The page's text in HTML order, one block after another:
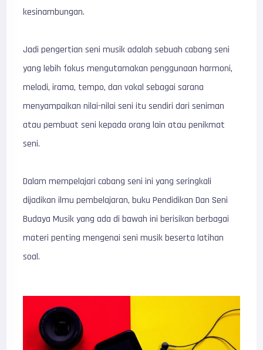
kesinambungan.
Jadi pengertian seni musik adalah sebuah cabang seni
yang lebih fokus mengutamakan penggunaan harmoni,
melodi, irama, tempo, dan vokal sebagai sarana
menyampaikan nilai-nilai seni itu sendiri dari seniman
atau pembuat seni kepada orang lain atau penikmat
seni.
Dalam mempelajari cabang seni ini yang seringkali
dijadikan ilmu pembelajaran, buku Pendidikan Dan Seni
Budaya Musik yang ada di bawah ini berisikan berbagai
materi penting mengenai seni musik beserta latihan
soal.